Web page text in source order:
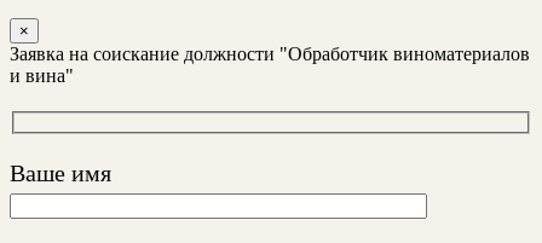
×
Заявка на соискание должности "Обработчик виноматериалов
и вина"
Ваше имя